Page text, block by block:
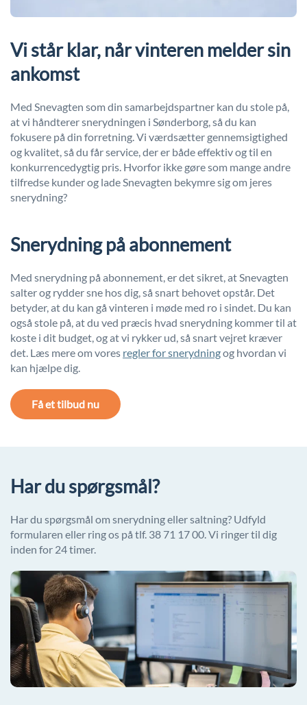
Vi står klar, når vinteren melder sin
ankomst
Med Snevagten som din samarbejdspartner kan du stole på,
at vi håndterer snerydningen i Sønderborg, så du kan
fokusere på din forretning. Vi værdsætter gennemsigtighed
og kvalitet, så du får service, der er både effektiv og til en
konkurrencedygtig pris. Hvorfor ikke gøre som mange andre
tilfredse kunder og lade Snevagten bekymre sig om jeres
snerydning?
Snerydning på abonnement
Med snerydning på abonnement, er det sikret, at Snevagten
salter og rydder sne hos dig, så snart behovet opstår. Det
betyder, at du kan gå vinteren i møde med ro i sindet. Du kan
også stole på, at du ved præcis hvad snerydning kommer til at
koste i dit budget, og at vi rykker ud, så snart vejret kræver
det. Læs mere om vores regler for snerydningog hvordan vi
kan hjælpe dig.
Få et tilbud nu
Har du spørgsmål?
Har du spørgsmål om snerydning eller saltning? Udfyld
formularen eller ring os på tlf. 38 71 17 00. Vi ringer til dig
inden for 24 timer.